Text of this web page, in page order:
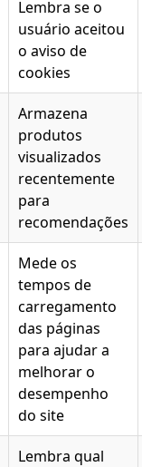
Lembra se o
usuário aceitou
o aviso de
cookies
Armazena
produtos
visualizados
recentemente
para
recomendações
Mede os
tempos de
carregamento
das páginas
para ajudar a
melhorar o
desempenho
do site
Lembra qual